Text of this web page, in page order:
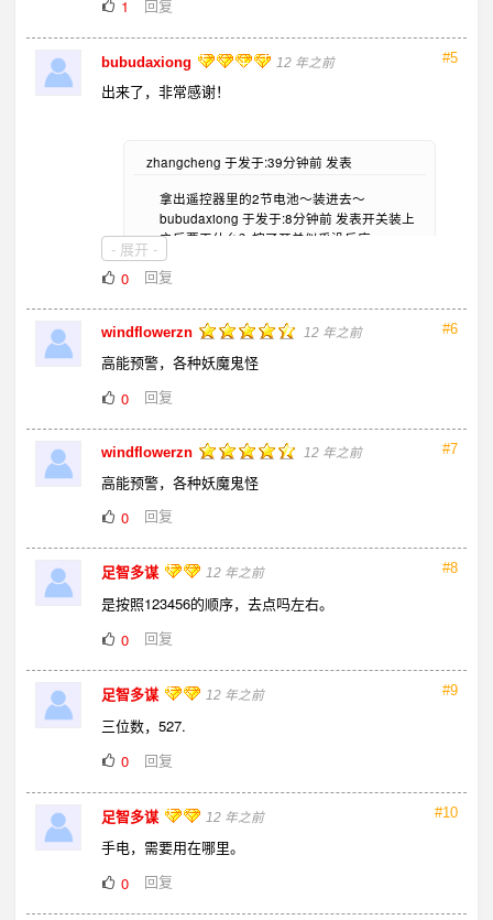
1 回复
#5
bubudaxiong 12 年之前
出来了，非常感谢！
zhangcheng 于发于:39分钟前 发表
拿出遥控器里的2节电池～装进去～
bubudaxiong 于发于:8分钟前 发表开关装上
之后要干什么？按了开关似乎没反应
- 展开 -
0
回复
#6
windflowerzn 12 年之前
高能预警，各种妖魔鬼怪
0
回复
#7
windflowerzn 12 年之前
高能预警，各种妖魔鬼怪
0
回复
#8
足智多谋 12 年之前
是按照123456的顺序，去点吗左右。
0
回复
#9
足智多谋 12 年之前
三位数，527.
0
回复
#10
足智多谋 12 年之前
手电，需要用在哪里。
0
回复